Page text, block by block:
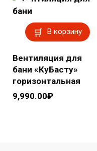
В корзину
Вентиляция для
бани «КуБасту»
горизонтальная
9,990.00₽